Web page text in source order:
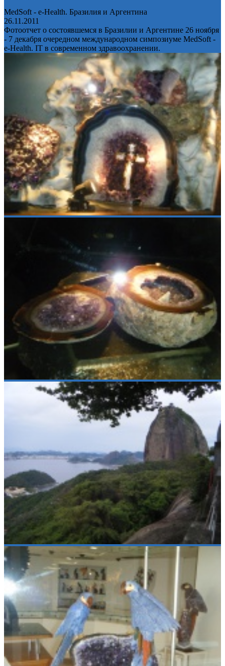
MedSoft - e-Health. Бразилия и Аргентина
26.11.2011
Фотоотчет о состоявшемся в Бразилии и Аргентине 26 ноября
- 7 декабря очередном международном симпозиуме MedSoft -
e-Health. IT в современном здравоохранении.